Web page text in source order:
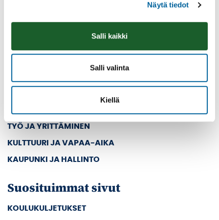
Näytä tiedot
Salli kaikki
Salli valinta
Kiellä
TYÖ JA YRITTÄMINEN
KULTTUURI JA VAPAA-AIKA
KAUPUNKI JA HALLINTO
Suosituimmat sivut
KOULUKULJETUKSET